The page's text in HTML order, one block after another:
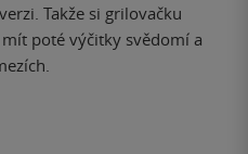
Takže si grilovačku
poté výčitky svědomí a